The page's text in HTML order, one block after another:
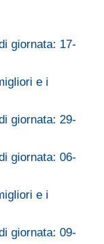
giornata: 17-
e i
giornata: 29-
giornata: 06-
e i
giornata: 09-